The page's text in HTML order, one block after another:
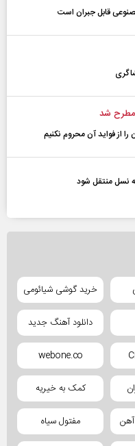
قابل جبران است
مطرح شد
را از فواید آن محروم نکنیم
نسل منتقل شود
خرید گوشی شیائومی
دانلود آهنگ جدید
webone.co
کمک به خیریه
مفتول سیاه